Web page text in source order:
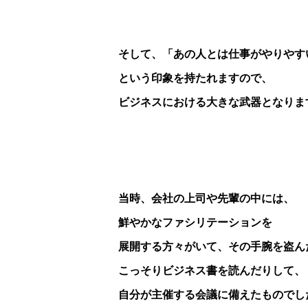
そして、「あの人とは仕事がやりやす
という印象を持たれますので、
ビジネスにおける大きな武器となりま
当時、会社の上司や先輩の中には、
鮮やかなファシリテーションを
展開する方々がいて、その手腕を盗ん
こっそりビジネス書を読んだりして、
自分が主催する会議に備えたものでし